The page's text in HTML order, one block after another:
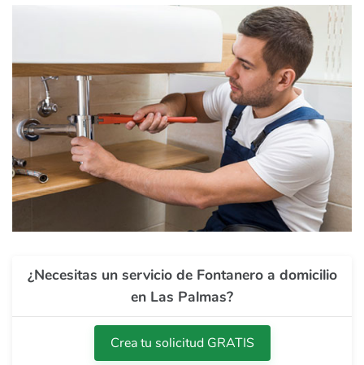
¿Necesitas un servicio de Fontanero a domicilio
en Las Palmas?
Crea tu solicitud GRATIS